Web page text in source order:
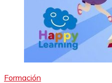
Formación